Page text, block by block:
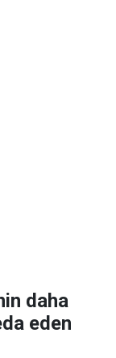
daha
eden